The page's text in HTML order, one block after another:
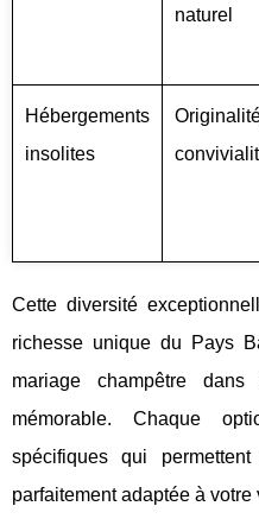
naturel
Hébergements
insolites
Cette diversité
richesse unique du Pays
mariage champêtre
mémorable. Chaque
spécifiques qui
parfaitement adaptée à